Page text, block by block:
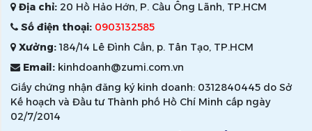
Địa chỉ: 20 Hồ Hảo Hớn, P. Cầu Ông Lãnh, TP.HCM
Số điện thoại: 0903132585
Xưởng:184/14 Lê Đình Cẩn, p. Tân Tạo, TP.HCM
Email: kinhdoanh@zumi.com.vn
Giấy chứng nhận đăng ký kinh doanh: 0312840445 do Sở
Kế hoạch và Đầu tư Thành phố Hồ Chí Minh cấp ngày
02/7/2014